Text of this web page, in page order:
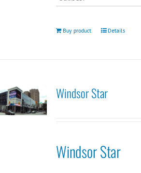
Buy product Details
Windsor Star
Windsor Star